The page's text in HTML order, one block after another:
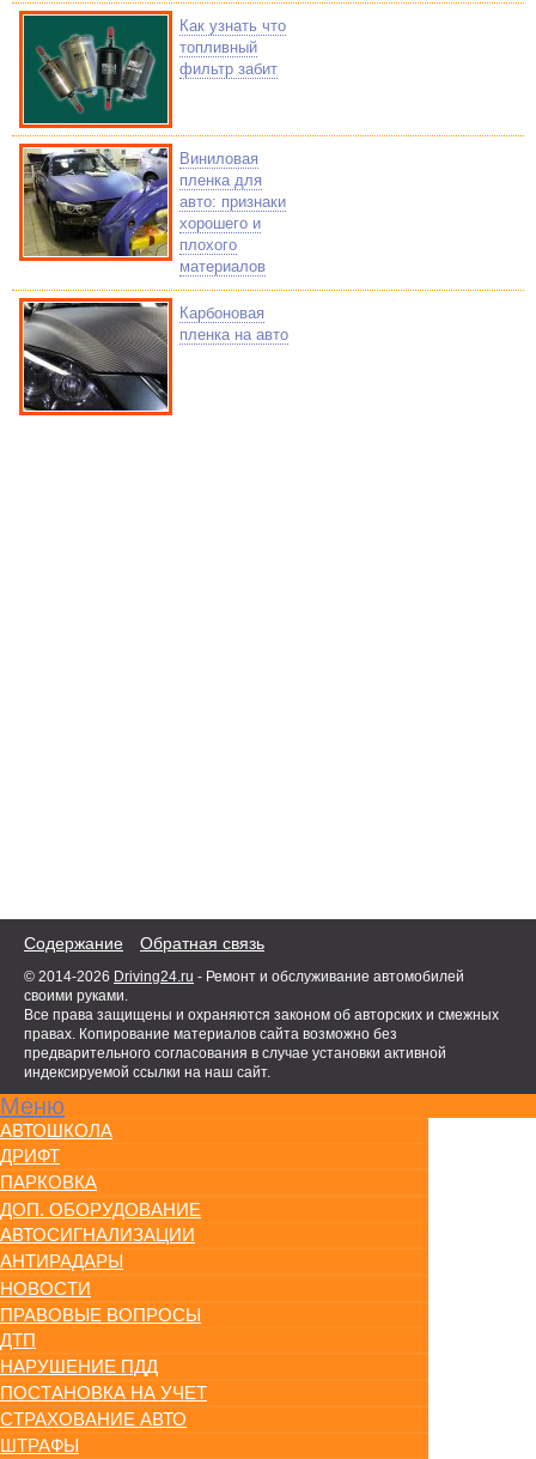
Как узнать что
топливный
фильтр забит
Виниловая
пленка для
авто: признаки
хорошего и
плохого
материалов
Карбоновая
пленка на авто
Содержание Обратная связь
© 2014-2026 Driving24.ru - Ремонт и обслуживание автомобилей
своими руками.
Все права защищены и охраняются законом об авторских и смежных
правах. Копирование материалов сайта возможно без
предварительного согласования в случае установки активной
индексируемой ссылки на наш сайт.
Меню
АВТОШКОЛА
ДРИФТ
ПАРКОВКА
ДОП. ОБОРУДОВАНИЕ
АВТОСИГНАЛИЗАЦИИ
АНТИРАДАРЫ
НОВОСТИ
ПРАВОВЫЕ ВОПРОСЫ
ДТП
НАРУШЕНИЕ ПДД
ПОСТАНОВКА НА УЧЕТ
СТРАХОВАНИЕ АВТО
ШТРАФЫ